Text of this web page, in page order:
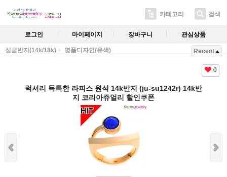
카테고리 검색
로그인 마이페이지 장바구니 관심상품
싱글반지(14k/18k) 명품디자인(유색) Recent
0
럭셔리 독특한 라피스 원석 14k반지 (ju-su1242r) 14k반
지 코리아쥬얼리 할인쿠폰